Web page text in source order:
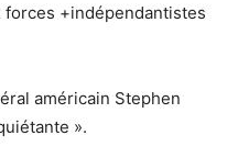
+indépendantistes
américain Stephen
».